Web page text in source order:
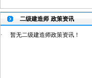
二级建造师 政策资讯
· 暂无二级建造师政策资讯！